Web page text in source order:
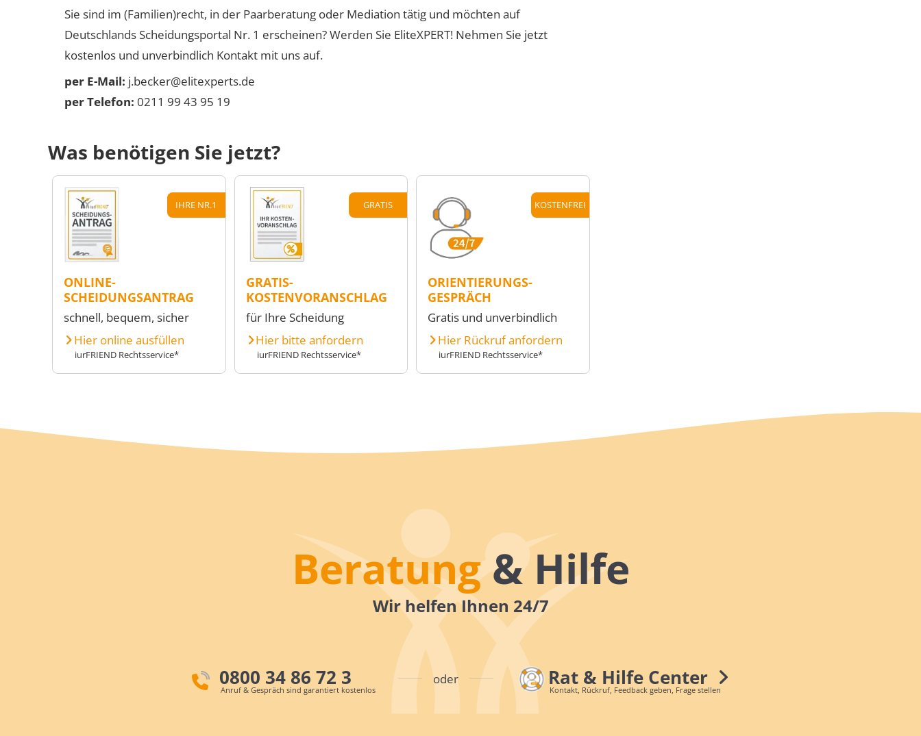
Sie sind im (Familien)recht, in der Paarberatung oder Mediation tätig und möchten auf
Deutschlands Scheidungsportal Nr. 1 erscheinen? Werden Sie EliteXPERT! Nehmen Sie jetzt
kostenlos und unverbindlich Kontakt mit uns auf.
per E-Mail: j.becker@elitexperts.de
per Telefon: 0211 99 43 95 19
Was benötigen Sie jetzt?
IHRE NR.1
ONLINE-
SCHEIDUNGSANTRAG
schnell, bequem, sicher
Hier online ausfüllen
iurFRIEND Rechtsservice*
GRATIS
GRATIS-
KOSTENVORANSCHLAG
für Ihre Scheidung
Hier bitte anfordern
iurFRIEND Rechtsservice*
KOSTENFREI
ORIENTIERUNGS-
GESPRÄCH
Gratis und unverbindlich
Hier Rückruf anfordern
iurFRIEND Rechtsservice*
Beratung& Hilfe
Wir helfen Ihnen 24/7
0800 34 86 72 3
Anruf & Gespräch sind garantiert kostenlos
oder Rat & Hilfe Center
Kontakt, Rückruf, Feedback geben, Frage stellen